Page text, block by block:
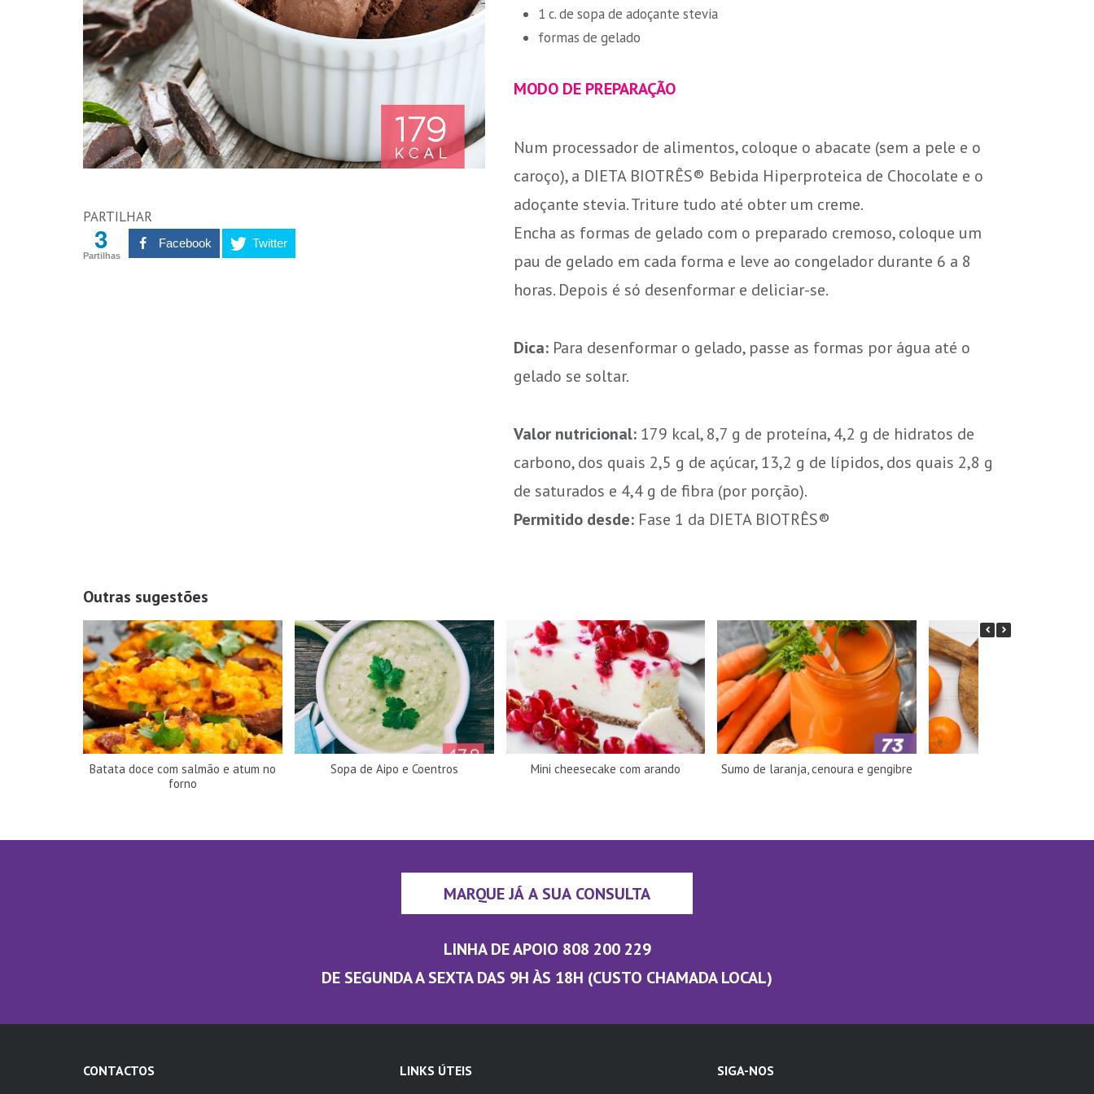
PARTILHAR
3
Partilhas
Facebook Twitter
1 c. de sopa de adoçante stevia
formas de gelado
MODO DE PREPARAÇÃO
Num processador de alimentos, coloque o abacate (sem a pele e o
caroço), a DIETA BIOTRÊS® Bebida Hiperproteica de Chocolate e o
adoçante stevia. Triture tudo até obter um creme.
Encha as formas de gelado com o preparado cremoso, coloque um
pau de gelado em cada forma e leve ao congelador durante 6 a 8
horas. Depois é só desenformar e deliciar-se.
Dica: Para desenformar o gelado, passe as formas por água até o
gelado se soltar.
Valor nutricional: 179 kcal, 8,7 g de proteína, 4,2 g de hidratos de
carbono, dos quais 2,5 g de açúcar, 13,2 g de lípidos, dos quais 2,8 g
de saturados e 4,4 g de fibra (por porção).
Permitido desde: Fase 1 da DIETA BIOTRÊS®
Outras sugestões
Batata doce com salmão e atum no
forno
Sopa de Aipo e Coentros Mini cheesecake com arando Sumo de laranja, cenoura e gengibre
MARQUE JÁ A SUA CONSULTA
LINHA DE APOIO 808 200 229
DE SEGUNDA A SEXTA DAS 9H ÀS 18H (CUSTO CHAMADA LOCAL)
CONTACTOS LINKS ÚTEIS SIGA-NOS